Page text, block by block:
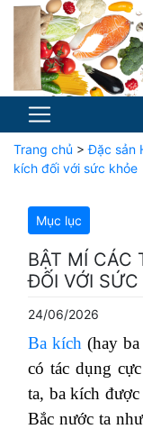
Trang chủ >Đặc sản
kích đối với sức khỏe
Mục lục
BẬT MÍ CÁC
ĐỐI VỚI SỨC
24/06/2026
Ba kích (hay
có tác dụng
ta, ba kích
Bắc nước ta